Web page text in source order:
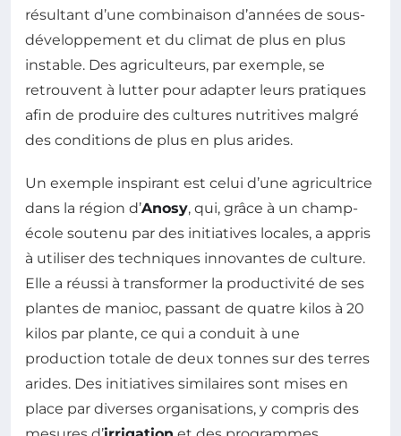
résultant d’une combinaison d’années de sous-
développement et du climat de plus en plus
instable. Des agriculteurs, par exemple, se
retrouvent à lutter pour adapter leurs pratiques
afin de produire des cultures nutritives malgré
des conditions de plus en plus arides.
Un exemple inspirant est celui d’une agricultrice
dans la région d’Anosy, qui, grâce à un champ-
école soutenu par des initiatives locales, a appris
à utiliser des techniques innovantes de culture.
Elle a réussi à transformer la productivité de ses
plantes de manioc, passant de quatre kilos à 20
kilos par plante, ce qui a conduit à une
production totale de deux tonnes sur des terres
arides. Des initiatives similaires sont mises en
place par diverses organisations, y compris des